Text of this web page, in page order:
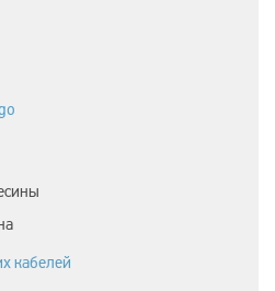
кабелей